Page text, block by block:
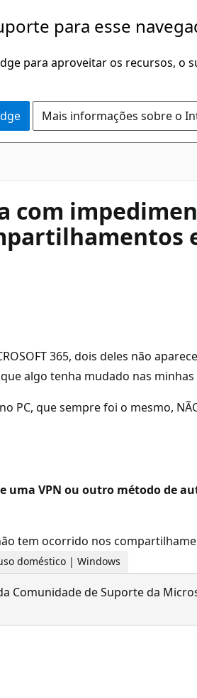
para esse
para aproveitar os recursos, o
Mais informações sobre o
365, dois deles não
algo tenha mudado nas
PC, que sempre foi o mesmo,
VPN ou outro método de
tem ocorrido nos
doméstico | Windows
Comunidade de Suporte da